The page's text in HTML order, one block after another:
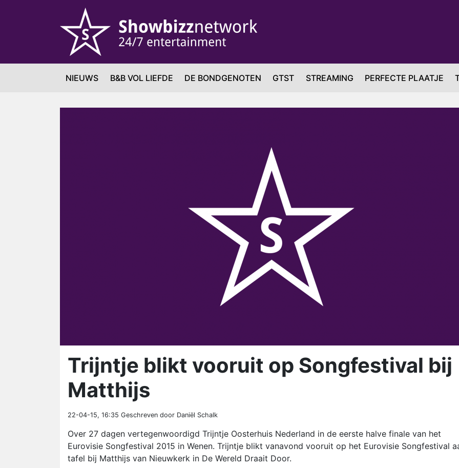
NIEUWS B&B VOL LIEFDE DE BONDGENOTEN GTST STREAMING PERFECTE PLAATJE
Trijntje blikt vooruit op Songfestival bij
Matthijs
22-04-15, 16:35 Geschreven door Daniël Schalk
Over 27 dagen vertegenwoordigd Trijntje Oosterhuis Nederland in de eerste halve finale van het
Eurovisie Songfestival 2015 in Wenen. Trijntje blikt vanavond vooruit op het Eurovisie Songfestival
tafel bij Matthijs van Nieuwkerk in De Wereld Draait Door.